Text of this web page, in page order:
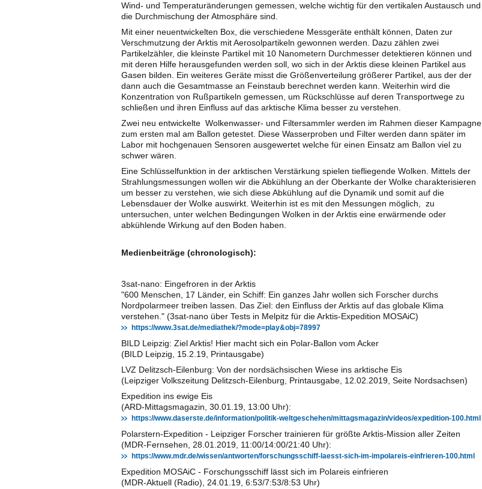
Wind- und Temperaturänderungen gemessen, welche wichtig für den vertikalen Austausch und
die Durchmischung der Atmosphäre sind.
Mit einer neuentwickelten Box, die verschiedene Messgeräte enthält können, Daten zur
Verschmutzung der Arktis mit Aerosolpartikeln gewonnen werden. Dazu zählen zwei
Partikelzähler, die kleinste Partikel mit 10 Nanometern Durchmesser detektieren können und
mit deren Hilfe herausgefunden werden soll, wo sich in der Arktis diese kleinen Partikel aus
Gasen bilden. Ein weiteres Geräte misst die Größenverteilung größerer Partikel, aus der der
dann auch die Gesamtmasse an Feinstaub berechnet werden kann. Weiterhin wird die
Konzentration von Rußpartikeln gemessen, um Rückschlüsse auf deren Transportwege zu
schließen und ihren Einfluss auf das arktische Klima besser zu verstehen.
Zwei neu entwickelte Wolkenwasser- und Filtersammler werden im Rahmen dieser Kampagne
zum ersten mal am Ballon getestet. Diese Wasserproben und Filter werden dann später im
Labor mit hochgenauen Sensoren ausgewertet welche für einen Einsatz am Ballon viel zu
schwer wären.
Eine Schlüsselfunktion in der arktischen Verstärkung spielen tiefliegende Wolken. Mittels der
Strahlungsmessungen wollen wir die Abkühlung an der Oberkante der Wolke charakterisieren
um besser zu verstehen, wie sich diese Abkühlung auf die Dynamik und somit auf die
Lebensdauer der Wolke auswirkt. Weiterhin ist es mit den Messungen möglich, zu
untersuchen, unter welchen Bedingungen Wolken in der Arktis eine erwärmende oder
abkühlende Wirkung auf den Boden haben.
Medienbeiträge (chronologisch):
3sat-nano: Eingefroren in der Arktis
"600 Menschen, 17 Länder, ein Schiff: Ein ganzes Jahr wollen sich Forscher durchs
Nordpolarmeer treiben lassen. Das Ziel: den Einfluss der Arktis auf das globale Klima
verstehen." (3sat-nano über Tests in Melpitz für die Arktis-Expedition MOSAiC)
https://www.3sat.de/mediathek/?mode=play&obj=78997
BILD Leipzig: Ziel Arktis! Hier macht sich ein Polar-Ballon vom Acker
(BILD Leipzig, 15.2.19, Printausgabe)
LVZ Delitzsch-Eilenburg: Von der nordsächsischen Wiese ins arktische Eis
(Leipziger Volkszeitung Delitzsch-Eilenburg, Printausgabe, 12.02.2019, Seite Nordsachsen)
Expedition ins ewige Eis
(ARD-Mittagsmagazin, 30.01.19, 13:00 Uhr):
https://www.daserste.de/information/politik-weltgeschehen/mittagsmagazin/videos/expedition-100.html
Polarstern-Expedition - Leipziger Forscher trainieren für größte Arktis-Mission aller Zeiten
(MDR-Fernsehen, 28.01.2019, 11:00/14:00/21:40 Uhr):
https://www.mdr.de/wissen/antworten/forschungsschiff-laesst-sich-im-impolareis-einfrieren-100.html
Expedition MOSAiC - Forschungsschiff lässt sich im Polareis einfrieren
(MDR-Aktuell (Radio), 24.01.19, 6:53/7:53/8:53 Uhr)